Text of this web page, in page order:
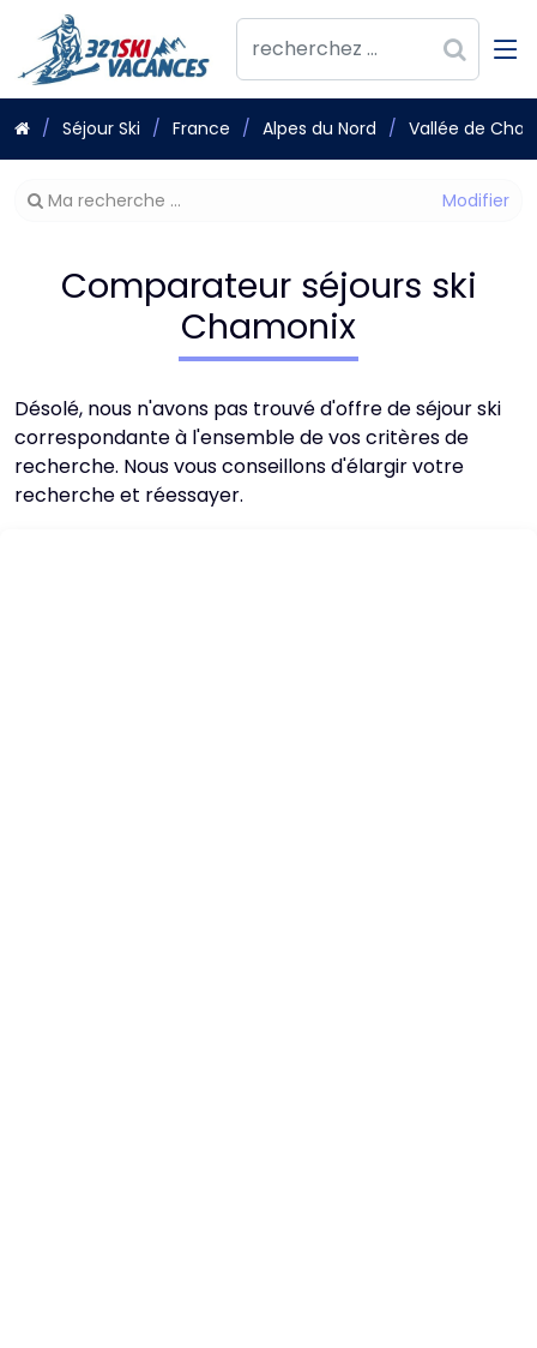
Séjour Ski France Alpes du Nord Vallée de
Modifier
Ma recherche ...
Comparateur séjours ski
Chamonix
Désolé, nous n'avons pas trouvé d'offre de séjour ski
correspondante à l'ensemble de vos critères de
recherche. Nous vous conseillons d'élargir votre
recherche et réessayer.